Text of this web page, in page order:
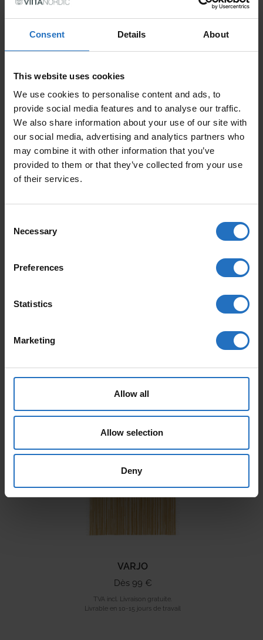
Consent Details About
This website uses cookies
We use cookies to personalise content and ads, to
provide social media features and to analyse our traffic.
We also share information about your use of our site with
our social media, advertising and analytics partners who
may combine it with other information that you’ve
provided to them or that they’ve collected from your use
of their services.
Selection
Necessary
Preferences
Statistics
Marketing
Allow all
Allow selection
Deny
PRIX
TVA incl. Livraison gratuite.
QUANTITÉ
QUANTITÉ DE TAPIS ONNI
Dès 165 €
Livrable en 10-15 jours de travail
Dès 199 €
Livrable en 10-15 jours de travail
VARJO
Dès 99 €
TVA incl. Livraison gratuite.
Livrable en 10-15 jours de travail